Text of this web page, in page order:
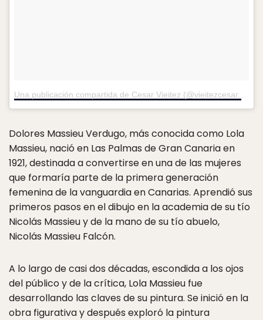
Dolores Massieu Verdugo, más conocida como Lola
Massieu, nació en Las Palmas de Gran Canaria en
1921, destinada a convertirse en una de las mujeres
que formaría parte de la primera generación
femenina de la vanguardia en Canarias. Aprendió sus
primeros pasos en el dibujo en la academia de su tío
Nicolás Massieu​ y de la mano de su tío abuelo,
Nicolás Massieu Falcón.
A lo largo de casi dos décadas, escondida a los ojos
del público y de la crítica, Lola Massieu fue
desarrollando las claves de su pintura. Se inició en la
obra figurativa y después exploró la pintura